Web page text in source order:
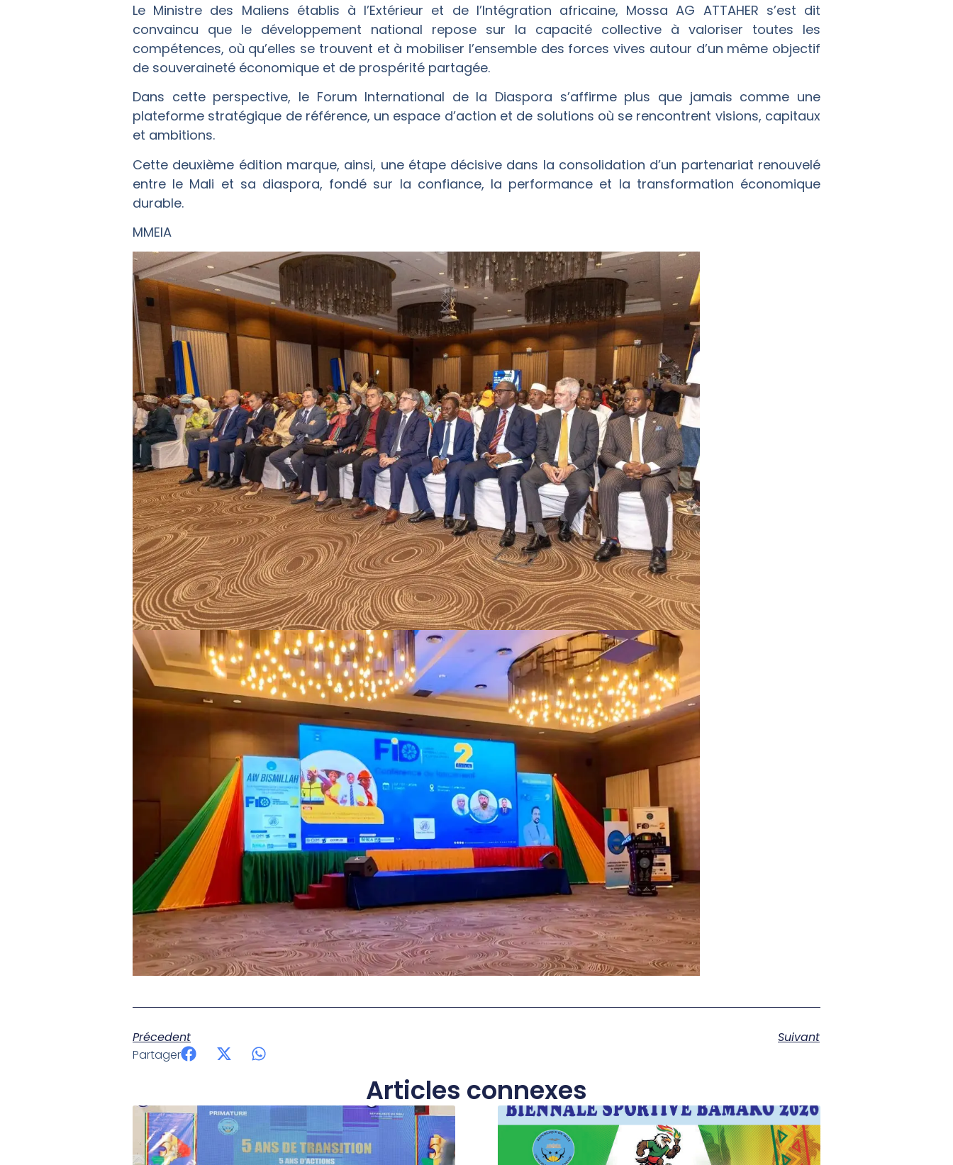
Le Ministre des Maliens établis à l’Extérieur et de l’Intégration africaine, Mossa AG ATTAHER s’est dit
convaincu que le développement national repose sur la capacité collective à valoriser toutes les
compétences, où qu’elles se trouvent et à mobiliser l’ensemble des forces vives autour d’un même objectif
de souveraineté économique et de prospérité partagée.
Dans cette perspective, le Forum International de la Diaspora s’affirme plus que jamais comme une
plateforme stratégique de référence, un espace d’action et de solutions où se rencontrent visions, capitaux
et ambitions.
Cette deuxième édition marque, ainsi, une étape décisive dans la consolidation d’un partenariat renouvelé
entre le Mali et sa diaspora, fondé sur la confiance, la performance et la transformation économique
durable.
MMEIA
Précedent
Suivant
Partager
Articles connexes